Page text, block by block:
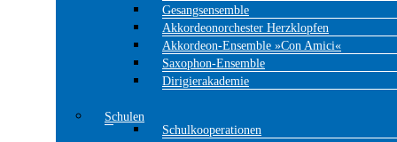
Gesangsensemble
Akkordeonorchester Herzklopfen
Akkordeon-Ensemble »Con Amici«
Saxophon-Ensemble
Dirigierakademie
Schulen
Schulkooperationen